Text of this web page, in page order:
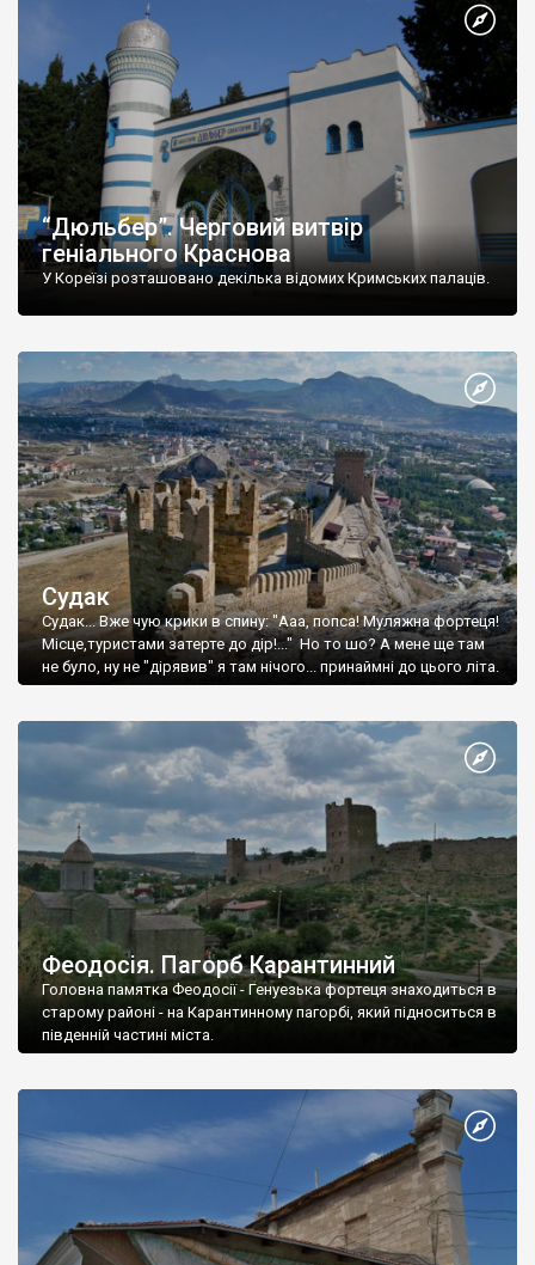
“Дюльбер”. Черговий витвір
геніального Краснова
У Кореїзі розташовано декілька відомих Кримських палаців.
Судак
Судак... Вже чую крики в спину: "Ааа, попса! Муляжна фортеця!
Місце,туристами затерте до дір!..." Но то шо? А мене ще там
не було, ну не "дірявив" я там нічого... принаймні до цього літа.
Феодосія. Пагорб Карантинний
Головна памятка Феодосії - Генуезька фортеця знаходиться в
старому районі - на Карантинному пагорбі, який підноситься в
південній частині міста.